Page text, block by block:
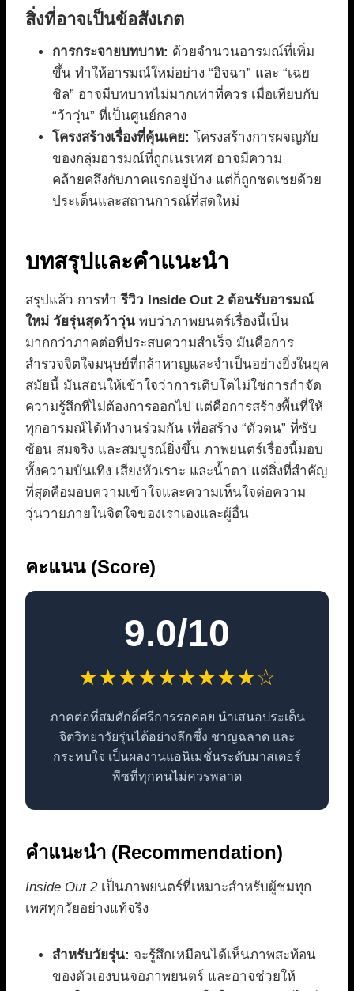
สิ่งที่อาจเป็นข้อสังเกต
การกระจายบทบาท: ด้วยจำนวนอารมณ์ที่เพิ่ม
ขึ้น ทำให้อารมณ์ใหม่อย่าง “อิจฉา” และ “เฉย
ชิล” อาจมีบทบาทไม่มากเท่าที่ควร เมื่อเทียบกับ
“ว้าวุ่น” ที่เป็นศูนย์กลาง
โครงสร้างเรื่องที่คุ้นเคย: โครงสร้างการผจญภัย
ของกลุ่มอารมณ์ที่ถูกเนรเทศ อาจมีความ
คล้ายคลึงกับภาคแรกอยู่บ้าง แต่ก็ถูกชดเชยด้วย
ประเด็นและสถานการณ์ที่สดใหม่
บทสรุปและคำแนะนำ
สรุปแล้ว การทำรีวิว Inside Out 2 ต้อนรับอารมณ์
ใหม่ วัยรุ่นสุดว้าวุ่น พบว่าภาพยนตร์เรื่องนี้เป็น
มากกว่าภาคต่อที่ประสบความสำเร็จ มันคือการ
สำรวจจิตใจมนุษย์ที่กล้าหาญและจำเป็นอย่างยิ่งในยุค
สมัยนี้ มันสอนให้เข้าใจว่าการเติบโตไม่ใช่การกำจัด
ความรู้สึกที่ไม่ต้องการออกไป แต่คือการสร้างพื้นที่ให้
ทุกอารมณ์ได้ทำงานร่วมกัน เพื่อสร้าง “ตัวตน” ที่ซับ
ซ้อน สมจริง และสมบูรณ์ยิ่งขึ้น ภาพยนตร์เรื่องนี้มอบ
ทั้งความบันเทิง เสียงหัวเราะ และน้ำตา แต่สิ่งที่สำคัญ
ที่สุดคือมอบความเข้าใจและความเห็นใจต่อความ
วุ่นวายภายในจิตใจของเราเองและผู้อื่น
คะแนน (Score)
9.0/10
★★★★★★★★★☆
ภาคต่อที่สมศักดิ์ศรีการรอคอย นำเสนอประเด็น
จิตวิทยาวัยรุ่นได้อย่างลึกซึ้ง ชาญฉลาด และ
กระทบใจ เป็นผลงานแอนิเมชั่นระดับมาสเตอร์
พีซที่ทุกคนไม่ควรพลาด
คำแนะนำ (Recommendation)
Inside Out 2เป็นภาพยนตร์ที่เหมาะสำหรับผู้ชมทุก
เพศทุกวัยอย่างแท้จริง
สำหรับวัยรุ่น: จะรู้สึกเหมือนได้เห็นภาพสะท้อน
ของตัวเองบนจอภาพยนตร์ และอาจช่วยให้